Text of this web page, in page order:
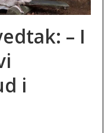
– I
i